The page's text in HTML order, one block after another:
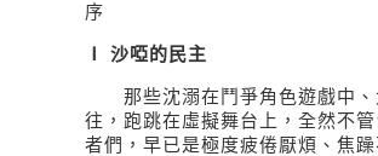
序
Ⅰ 沙啞的民主
那些沈溺在鬥爭角色遊戲中、
往，跑跳在虛擬舞台上，全然不
者們，早已是極度疲倦厭煩、焦